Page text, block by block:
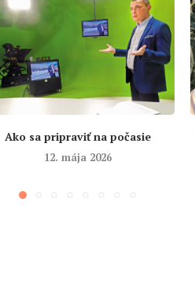
Ako sa pripraviť na počasie
12. mája 2026